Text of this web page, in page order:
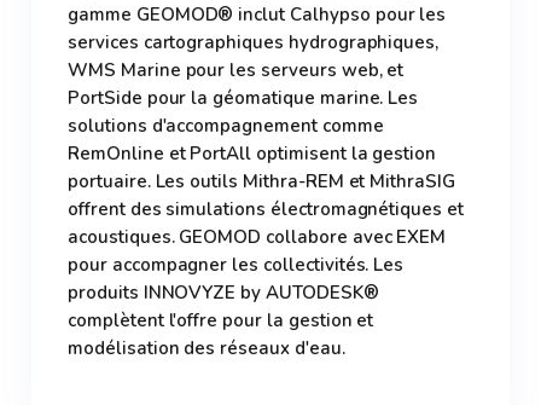
gamme GEOMOD® inclut Calhypso pour les
services cartographiques hydrographiques,
WMS Marine pour les serveurs web, et
PortSide pour la géomatique marine. Les
solutions d'accompagnement comme
RemOnline et PortAll optimisent la gestion
portuaire. Les outils Mithra-REM et MithraSIG
offrent des simulations électromagnétiques et
acoustiques. GEOMOD collabore avec EXEM
pour accompagner les collectivités. Les
produits INNOVYZE by AUTODESK®
complètent l'offre pour la gestion et
modélisation des réseaux d'eau.